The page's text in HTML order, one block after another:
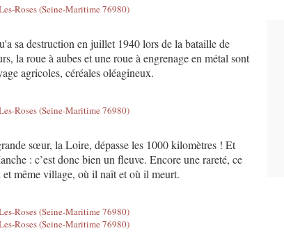
sa destruction en juillet 1940 lors de la bataille de
la roue à aubes et une roue à engrenage en métal sont
agricoles, céréales oléagineux.
sœur, la Loire, dépasse les 1000 kilomètres ! Et
: c’est donc bien un fleuve. Encore une rareté, ce
même village, où il naît et où il meurt.